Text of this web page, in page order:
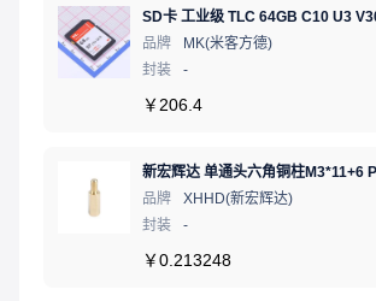
品牌
MK(米客方德)
封装
-
￥ 206.4
品牌
XHHD(新宏辉达)
封装
-
￥0.213248